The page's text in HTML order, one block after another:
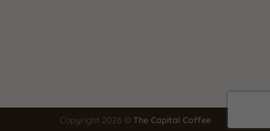
Copyright 2026 © The Capital Coffee